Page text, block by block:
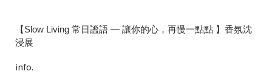
【Slow Living 常日謐語 — 讓你的心，再慢一點點 】香氛沈
浸展
info.